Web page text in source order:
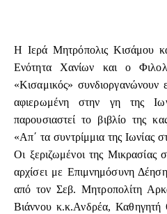
Η Ιερά Μητρόπολις Κισάμου
Ενότητα Χανίων και ο
«Κισαμικός» συνδιοργανώνουν
αφιερωμένη στην γη της
παρουσιαστεί το βιβλίο της
«Απ΄ τα συντρίμμια της Ιωνίας
Οι ξεριζωμένοι της
αρχίσει με Επιμνημόσυνη
από τον Σεβ. Μητροπολίτη
Βιάννου κ.κ.Ανδρέα,